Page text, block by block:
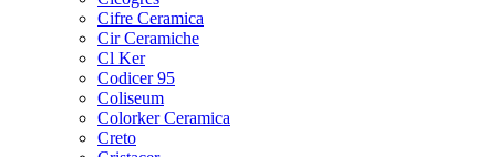
Cifre Ceramica
Cir Ceramiche
Cl Ker
Codicer 95
Coliseum
Colorker Ceramica
Creto